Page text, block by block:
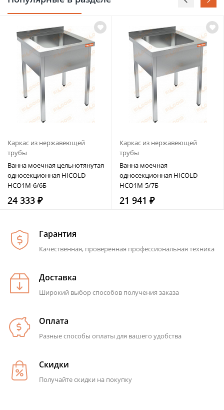
Каркас из нержавеющей
трубы
Ванна моечная цельнотянутая
односекционная HICOLD
НСО1М-6/6Б
24 333 ₽
Каркас из нержавеющей
трубы
Ванна моечная
односекционная HICOLD
НСО1М-5/7Б
21 941 ₽
Гарантия
Качественная, проверенная профессиональная техника
Доставка
Широкий выбор способов получения заказа
Оплата
Разные способы оплаты для вашего удобства
Скидки
Получайте скидки на покупку